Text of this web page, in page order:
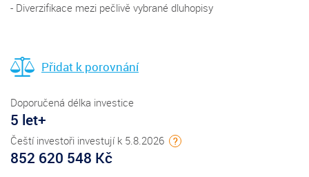
- Diverzifikace mezi pečlivě vybrané dluhopisy
Přidat k porovnání
Doporučená délka investice
5 let+
Čeští investoři investují k 5.8.2026 ?
852 620 548 Kč